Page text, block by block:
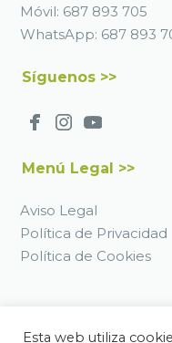
Móvil: 687 893 705
WhatsApp: 687 893
Síguenos >>
Menú Legal >>
Aviso Legal
Política de Privacidad
Política de Cookies
Esta web utiliza